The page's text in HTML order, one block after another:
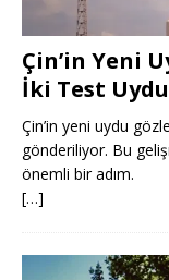
Çin’in Yeni
İki Test
Çin’in yeni uydu
gönderiliyor. Bu
önemli bir adım.
[…]